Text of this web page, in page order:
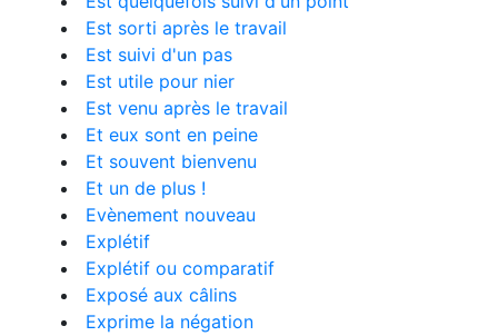
Est sorti après le travail
Est suivi d'un pas
Est utile pour nier
Est venu après le travail
Et eux sont en peine
Et souvent bienvenu
Et un de plus !
Evènement nouveau
Explétif
Explétif ou comparatif
Exposé aux câlins
Exprime la négation